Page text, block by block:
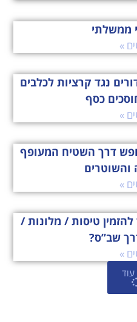
ממשלתי
»
נגד קרציות לכלבים
כסף
»
דרך השטיח המעופף
»
טיסות / מלונות /
שב”ס?
»
עוד